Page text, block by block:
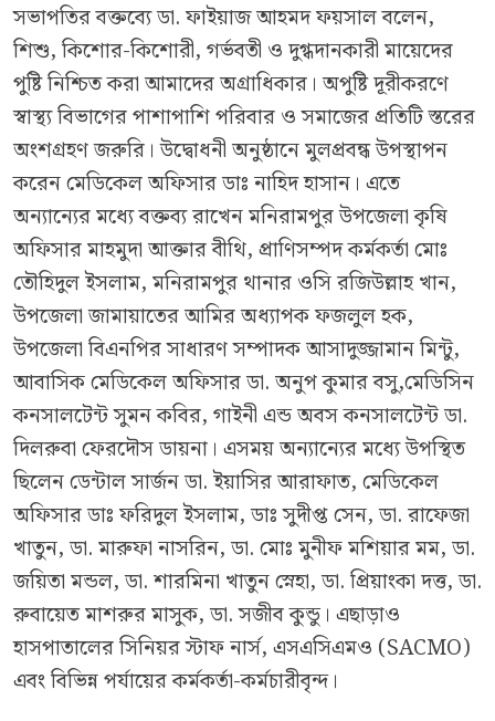
সভাপতির বক্তব্যে ডা. ফাইয়াজ আহমদ ফয়সাল বলেন,
শিশু, কিশোর-কিশোরী, গর্ভবতী ও দুগ্ধদানকারী মায়েদের
পুষ্টি নিশ্চিত করা আমাদের অগ্রাধিকার। অপুষ্টি দূরীকরণে
স্বাস্থ্য বিভাগের পাশাপাশি পরিবার ও সমাজের প্রতিটি স্তরের
অংশগ্রহণ জরুরি। উদ্বোধনী অনুষ্ঠানে মুলপ্রবন্ধ উপস্থাপন
করেন মেডিকেল অফিসার ডাঃ নাহিদ হাসান। এতে
অন্যান্যের মধ্যে বক্তব্য রাখেন মনিরামপুর উপজেলা কৃষি
অফিসার মাহমুদা আক্তার বীথি, প্রাণিসম্পদ কর্মকর্তা মোঃ
তৌহিদুল ইসলাম, মনিরামপুর থানার ওসি রজিউল্লাহ খান,
উপজেলা জামায়াতের আমির অধ্যাপক ফজলুল হক,
উপজেলা বিএনপির সাধারণ সম্পাদক আসাদুজ্জামান মিন্টু,
আবাসিক মেডিকেল অফিসার ডা. অনুপ কুমার বসু,মেডিসিন
কনসালটেন্ট সুমন কবির, গাইনী এন্ড অবস কনসালটেন্ট ডা.
দিলরুবা ফেরদৌস ডায়না। এসময় অন্যান্যের মধ্যে উপস্থিত
ছিলেন ডেন্টাল সার্জন ডা. ইয়াসির আরাফাত, মেডিকেল
অফিসার ডাঃ ফরিদুল ইসলাম, ডাঃ সুদীপ্ত সেন, ডা. রাফেজা
খাতুন, ডা. মারুফা নাসরিন, ডা. মোঃ মুনীফ মশিয়ার মম, ডা.
জয়িতা মন্ডল, ডা. শারমিনা খাতুন স্নেহা, ডা. প্রিয়াংকা দত্ত, ডা.
রুবায়েত মাশরুর মাসুক, ডা. সজীব কুন্ডু। এছাড়াও
হাসপাতালের সিনিয়র স্টাফ নার্স, এসএসিএমও (SACMO)
এবং বিভিন্ন পর্যায়ের কর্মকর্তা-কর্মচারীবৃন্দ।